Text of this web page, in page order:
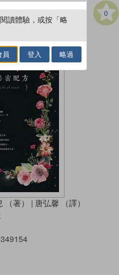
0
（著） | 唐弘馨 （譯）
讀體驗，或按「略
員 登入 略過